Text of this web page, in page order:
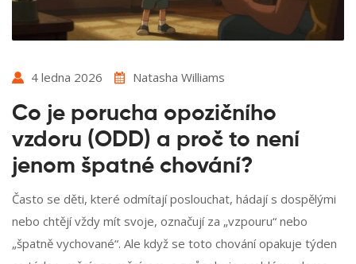
4 ledna 2026 Natasha Williams
Co je porucha opozičního
vzdoru (ODD) a proč to není
jenom špatné chování?
Často se děti, které odmítají poslouchat, hádají s dospělými
nebo chtějí vždy mít svoje, označují za „vzpouru“ nebo
„špatně vychované“. Ale když se toto chování opakuje týden